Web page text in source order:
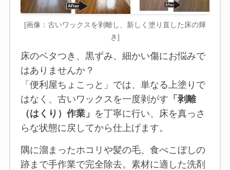
[画像：古いワックスを剥離し、新しく塗り直した床の輝
き]
床のベタつき、黒ずみ、細かい傷にお悩みで
はありませんか？
「便利屋ちょこっと」では、単なる上塗りで
はなく、古いワックスを一度剥がす 「剥離
（はくり）作業」 を丁寧に行い、床を真っさ
らな状態に戻してから仕上げます。
隅に溜まったホコリや髪の毛、食べこぼしの
跡まで手作業で完全除去。素材に適した洗剤